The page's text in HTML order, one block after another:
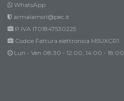
WhatsApp
armalamsrl@pec.it
P.IVA IT01847530225
Codice Fattura elettronica M5UXCR1
Lun - Ven 08:30 - 12:00, 14:00 - 18:00